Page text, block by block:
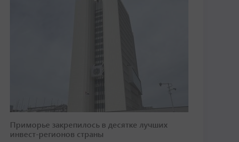
Приморье закрепилось в десятке лучших
инвест-регионов страны